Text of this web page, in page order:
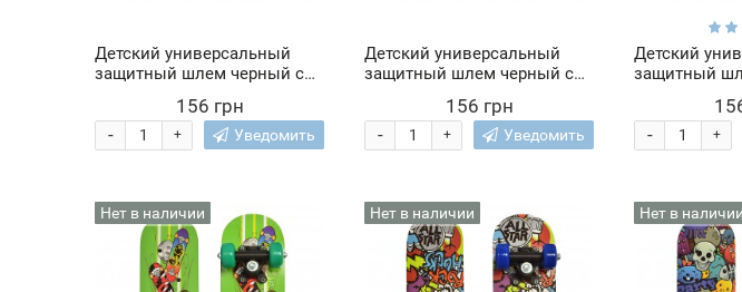
Детский универсальный
защитный шлем черный с
156 грн
+
- Уведомить
Детский универсальный
защитный шлем черный с
156 грн
+
- Уведомить
Детский
защитный
+
-
Нет в наличии Нет в наличии Нет в наличии